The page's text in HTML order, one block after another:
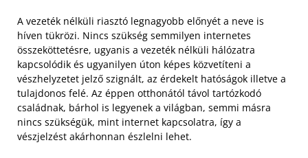
A vezeték nélküli riasztó legnagyobb előnyét a neve is
híven tükrözi. Nincs szükség semmilyen internetes
összeköttetésre, ugyanis a vezeték nélküli hálózatra
kapcsolódik és ugyanilyen úton képes közvetíteni a
vészhelyzetet jelző szignált, az érdekelt hatóságok illetve a
tulajdonos felé. Az éppen otthonától távol tartózkodó
családnak, bárhol is legyenek a világban, semmi másra
nincs szükségük, mint internet kapcsolatra, így a
vészjelzést akárhonnan észlelni lehet.